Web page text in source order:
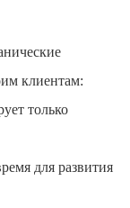
клиентам:
только
для развития